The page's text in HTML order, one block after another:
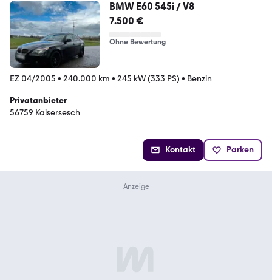
BMW E60 545i / V8
7.500 €
Ohne Bewertung
EZ 04/2005 • 240.000 km • 245 kW (333 PS) • Benzin
Privatanbieter
56759 Kaisersesch
Kontakt Parken